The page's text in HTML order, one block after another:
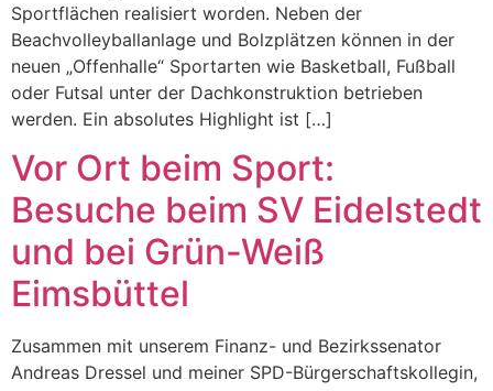
Sportflächen realisiert worden. Neben der
Beachvolleyballanlage und Bolzplätzen können in der
neuen „Offenhalle“ Sportarten wie Basketball, Fußball
oder Futsal unter der Dachkonstruktion betrieben
werden. Ein absolutes Highlight ist […]
Vor Ort beim Sport:
Besuche beim SV Eidelstedt
und bei Grün-Weiß
Eimsbüttel
Zusammen mit unserem Finanz- und Bezirkssenator
Andreas Dressel und meiner SPD-Bürgerschaftskollegin,